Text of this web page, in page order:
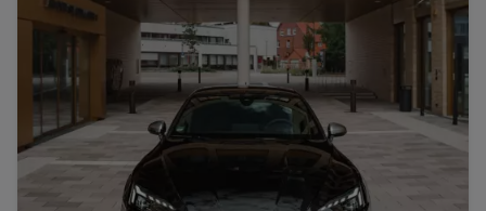
Tesla
Bentley Aston Martin